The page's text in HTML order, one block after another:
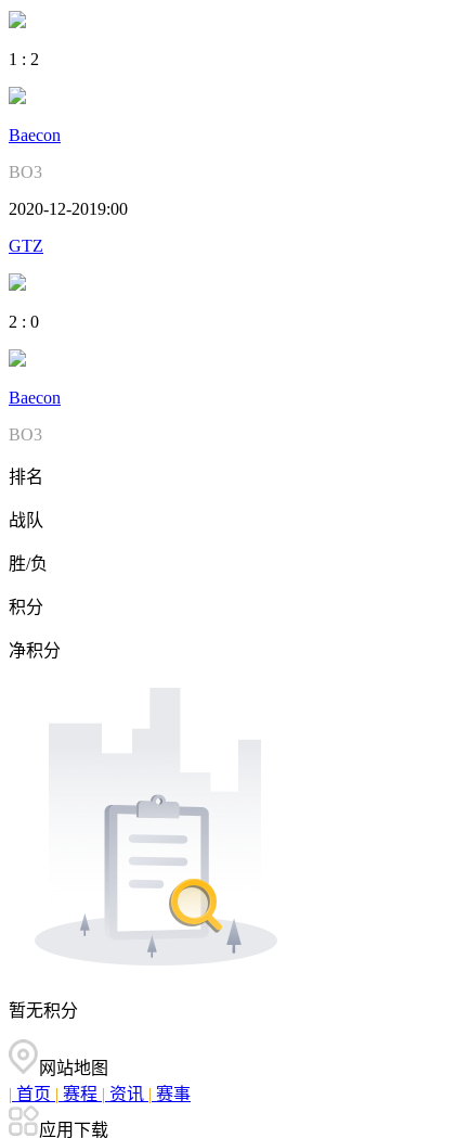
1 : 2
Baecon
BO3
2020-12-2019:00
GTZ
2 : 0
Baecon
BO3
排名
战队
胜/负
积分
净积分
暂无积分
网站地图
| 首页 | 赛程 | 资讯 | 赛事
应用下载